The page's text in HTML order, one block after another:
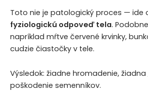
Toto nie je patologický proces — ide
fyziologickú odpoveď tela.
napríklad mŕtve červené krvinky,
cudzie čiastočky v tele.
Výsledok: žiadne hromadenie, žiadna
poškodenie semenníkov.